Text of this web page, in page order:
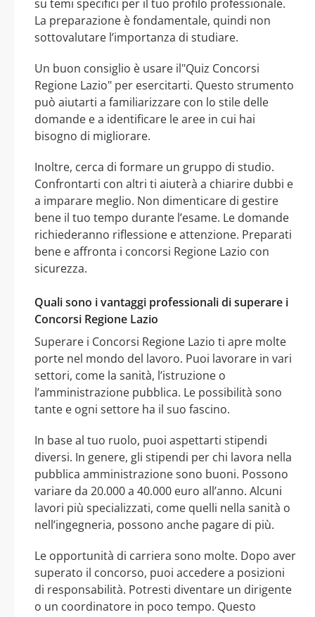
su temi specifici per il tuo profilo professionale.
La preparazione è fondamentale, quindi non
sottovalutare l’importanza di studiare.
Un buon consiglio è usare il"Quiz Concorsi
Regione Lazio" per esercitarti. Questo strumento
può aiutarti a familiarizzare con lo stile delle
domande e a identificare le aree in cui hai
bisogno di migliorare.
Inoltre, cerca di formare un gruppo di studio.
Confrontarti con altri ti aiuterà a chiarire dubbi e
a imparare meglio. Non dimenticare di gestire
bene il tuo tempo durante l’esame. Le domande
richiederanno riflessione e attenzione. Preparati
bene e affronta i concorsi Regione Lazio con
sicurezza.
Quali sono i vantaggi professionali di superare i
Concorsi Regione Lazio
Superare i Concorsi Regione Lazio ti apre molte
porte nel mondo del lavoro. Puoi lavorare in vari
settori, come la sanità, l’istruzione o
l’amministrazione pubblica. Le possibilità sono
tante e ogni settore ha il suo fascino.
In base al tuo ruolo, puoi aspettarti stipendi
diversi. In genere, gli stipendi per chi lavora nella
pubblica amministrazione sono buoni. Possono
variare da 20.000 a 40.000 euro all’anno. Alcuni
lavori più specializzati, come quelli nella sanità o
nell’ingegneria, possono anche pagare di più.
Le opportunità di carriera sono molte. Dopo aver
superato il concorso, puoi accedere a posizioni
di responsabilità. Potresti diventare un dirigente
o un coordinatore in poco tempo. Questo